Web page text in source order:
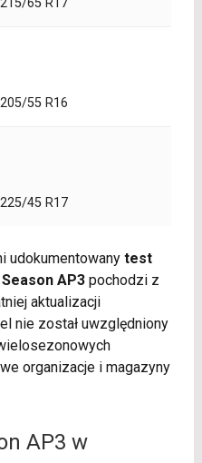
65 R17
55 R16
45 R17
udokumentowany test
AP3pochodzi z
aktualizacji
nie został uwzględniony
organizacje i magazyny
AP3 w